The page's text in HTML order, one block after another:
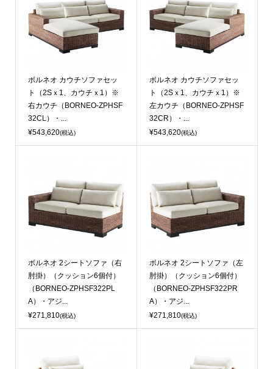
ボルネオ カウチソファセッ
ト（2Sｘ1、カウチｘ1）※
右カウチ（BORNEO-ZPHSF
32CL）・...
¥543,620(税込)
ボルネオ カウチソファセッ
ト（2Sｘ1、カウチｘ1）※
左カウチ（BORNEO-ZPHSF
32CR）・...
¥543,620(税込)
ボルネオ 2シートソファ（右
肘掛）（クッション6個付）
（BORNEO-ZPHSF322PL
A）・アジ...
¥271,810(税込)
ボルネオ 2シートソファ（左
肘掛）（クッション6個付）
（BORNEO-ZPHSF322PR
A）・アジ...
¥271,810(税込)